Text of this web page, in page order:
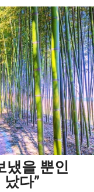
냈을 뿐인
다”